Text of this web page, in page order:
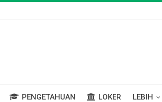
PENGETAHUAN LOKER LEBIH